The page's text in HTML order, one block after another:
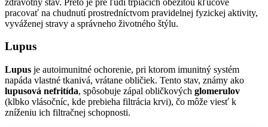
pracovať na chudnutí prostredníctvom pravidelnej fyzickej aktivity,
vyváženej stravy a správneho životného štýlu.
Lupus
Lupus je autoimunitné ochorenie, pri ktorom imunitný systém
napáda vlastné tkanivá, vrátane obličiek. Tento stav, známy ako
lupusová nefritída, spôsobuje zápal obličkových glomerulov
(klbko vlásočníc, kde prebieha filtrácia krvi), čo môže viesť k
zníženiu ich filtračnej schopnosti.